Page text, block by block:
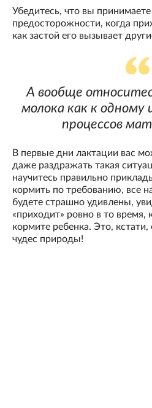
Убедитесь, что вы
предосторожности, когда
как застой его вызывает
А вообще
молока как к одному
процессов
В первые дни лактации вас
даже раздражать такая
научитесь правильно
кормить по требованию, все
будете страшно удивлены,
«приходит» ровно в то время,
кормите ребенка. Это,
чудес природы!